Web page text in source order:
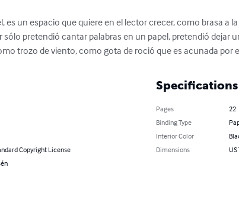
es un espacio que quiere en el lector crecer, como brasa a
pretendió cantar palabras en un papel, pretendió dejar
trozo de viento, como gota de roció que es acunada por
Copyright License
Specifications
Pages
22
Binding Type
Interior Color
Dimensions